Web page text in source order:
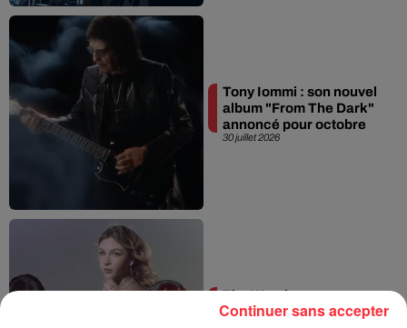
30 juillet 2026
Tony Iommi : son nouvel
album "From The Dark"
annoncé pour octobre
The Warning une
performance vidéo de
Continuer sans accepter